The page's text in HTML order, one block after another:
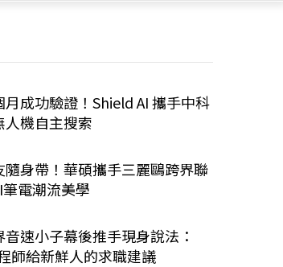
月成功驗證！Shield AI 攜手中科
人機自主搜索
隨身帶！華碩攜手三麗鷗跨界聯
電潮流美學
音速小子幕後推手現身說法：
師給新鮮人的求職建議